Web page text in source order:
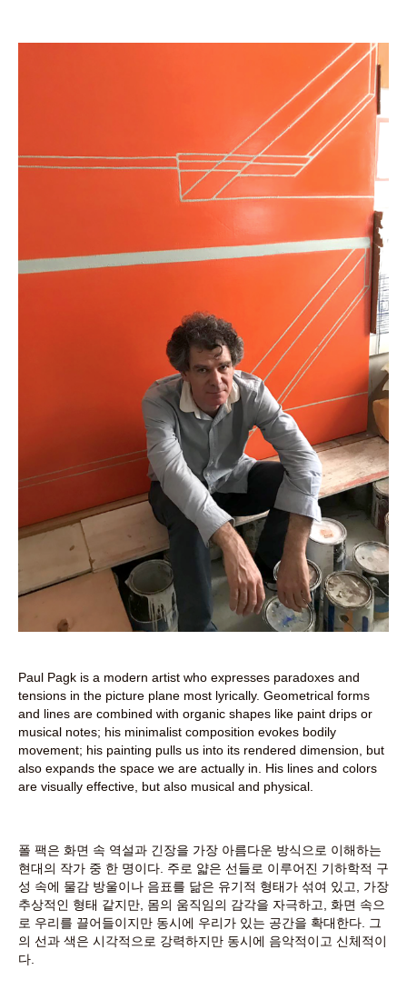
Paul Pagk is a modern artist who expresses paradoxes and
tensions in the picture plane most lyrically. Geometrical forms
and lines are combined with organic shapes like paint drips or
musical notes; his minimalist composition evokes bodily
movement; his painting pulls us into its rendered dimension, but
also expands the space we are actually in. His lines and colors
are visually effective, but also musical and physical.
폴 팩은 화면 속 역설과 긴장을 가장 아름다운 방식으로 이해하는
현대의 작가 중 한 명이다. 주로 얇은 선들로 이루어진 기하학적 구
성 속에 물감 방울이나 음표를 닮은 유기적 형태가 섞여 있고, 가장
추상적인 형태 같지만, 몸의 움직임의 감각을 자극하고, 화면 속으
로 우리를 끌어들이지만 동시에 우리가 있는 공간을 확대한다. 그
의 선과 색은 시각적으로 강력하지만 동시에 음악적이고 신체적이
다.